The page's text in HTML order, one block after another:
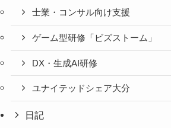
士業・コンサル向け支援
ゲーム型研修「ビズストーム」
DX・生成AI研修
ユナイテッドシェア大分
日記